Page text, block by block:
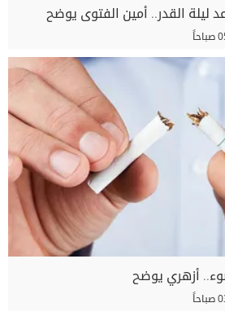
ليلة القدر.. أمين الفتوى يوضح
أزهري يوضح